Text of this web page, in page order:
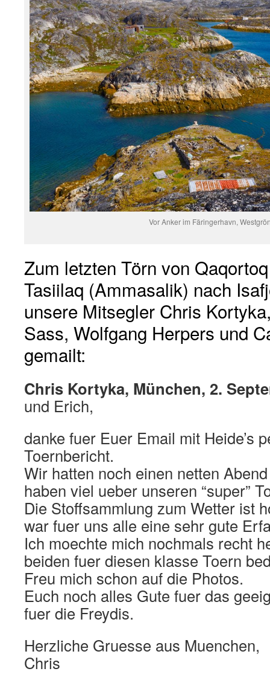
Vor Anker im Färingerhavn,
Zum letzten Törn von
Tasiilaq (Ammasalik) nach
unsere Mitsegler Chris
Sass, Wolfgang Herpers und
gemailt:
Chris Kortyka, München, 2.
und Erich,
danke fuer Euer Email mit Heide’s
Toernbericht.
Wir hatten noch einen netten
haben viel ueber unseren “super”
Die Stoffsammlung zum Wetter ist
war fuer uns alle eine sehr gute
Ich moechte mich nochmals recht
beiden fuer diesen klasse Toern
Freu mich schon auf die Photos.
Euch noch alles Gute fuer das
fuer die Freydis.
Herzliche Gruesse aus Muenchen,
Chris